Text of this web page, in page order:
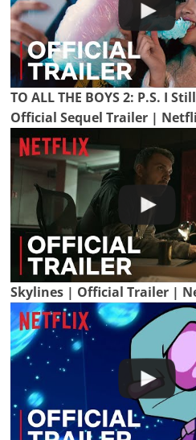
TO ALL THE BOYS 2: P.S. I
Official Sequel Trailer |
Skylines | Official Trailer |